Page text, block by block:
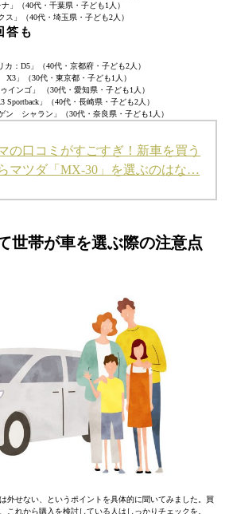
ナ」（40代・千葉県・子ども1人）
ス」（40代・埼玉県・子ども2人）
答も
：D5」（40代・京都府・子ども2人）
X3」（30代・東京都・子ども1人）
インゴ」 （30代・愛知県・子ども1人）
Sportback」（40代・長崎県・子ども2人）
ン シャラン」（30代・奈良県・子ども1人）
の口コミがすごすぎ！新車を買う
マツダ「MX-30」を選ぶのはな…
世帯が車を選ぶ際の注意点
外せない、というポイントを具体的に聞いてみました。買
これから購入を検討している人はしっかりチェックを。